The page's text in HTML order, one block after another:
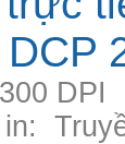
DPI